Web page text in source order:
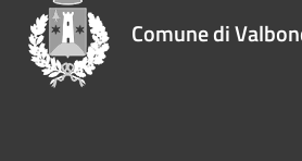
Comune di